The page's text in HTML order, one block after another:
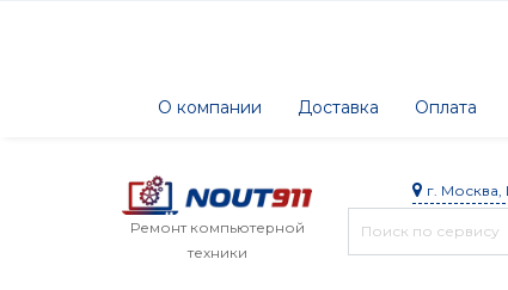
О компании Доставка Оплата
Ремонт компьютерной
техники
г. Москва,